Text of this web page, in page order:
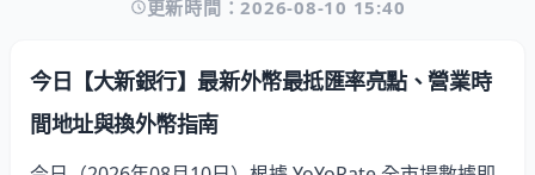
更新時間：2026-08-10 15:40
今日【大新銀行】最新外幣最抵匯率亮點、營業時
間地址與換外幣指南